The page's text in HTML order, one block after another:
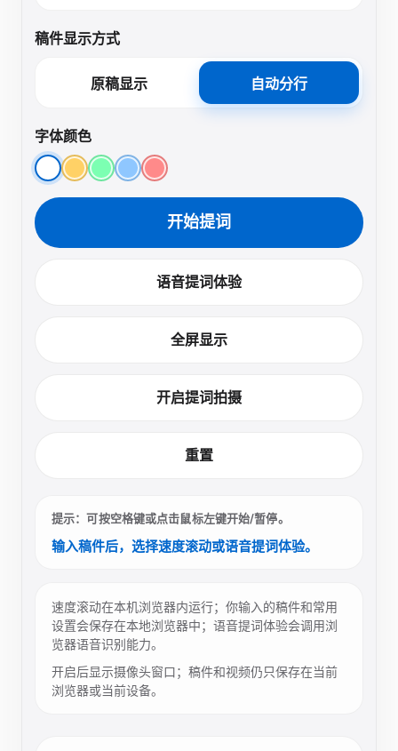
稿件显示方式
原稿显示 自动分行
字体颜色
开始提词
语音提词体验
全屏显示
开启提词拍摄
重置
提示：可按空格键或点击鼠标左键开始/暂停。
输入稿件后，选择速度滚动或语音提词体验。
速度滚动在本机浏览器内运行；你输入的稿件和常用
设置会保存在本地浏览器中；语音提词体验会调用浏
览器语音识别能力。
开启后显示摄像头窗口；稿件和视频仍只保存在当前
浏览器或当前设备。